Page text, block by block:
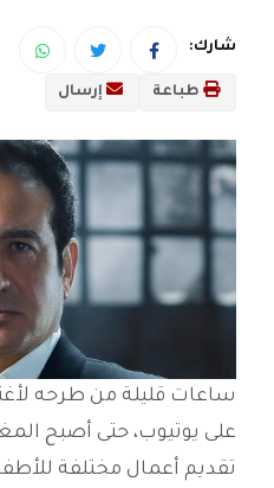
شارك:
طباعة إرسال
ساعات قليلة من طرحه
على يوتيوب، حتى أصبح
تقديم أعمال مختلفة